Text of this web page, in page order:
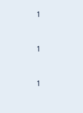
1
1
1